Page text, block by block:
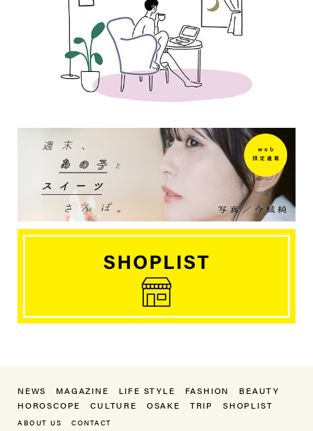
NEWS MAGAZINE LIFE STYLE FASHION
BEAUTY
HOROSCOPE
CULTURE OSAKE TRIP SHOPLIST
ABOUT US CONTACT